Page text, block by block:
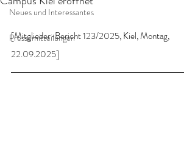
Neues und Interessantes
Pressemitteilungen
[Mitglieder-Bericht 123/2025, Kiel, Montag,
22.09.2025]